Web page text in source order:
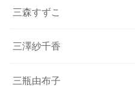
三森すずこ
三澤紗千香
三瓶由布子